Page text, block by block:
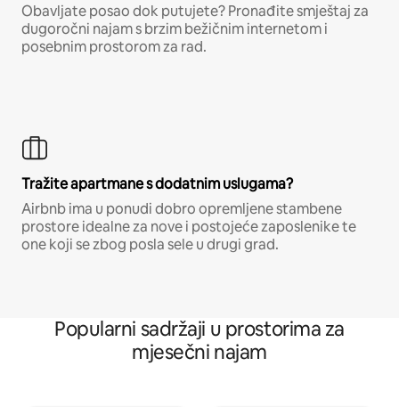
Obavljate posao dok putujete? Pronađite smještaj za
dugoročni najam s brzim bežičnim internetom i
posebnim prostorom za rad.
Tražite apartmane s dodatnim uslugama?
Airbnb ima u ponudi dobro opremljene stambene
prostore idealne za nove i postojeće zaposlenike te
one koji se zbog posla sele u drugi grad.
Popularni sadržaji u prostorima za
mjesečni najam